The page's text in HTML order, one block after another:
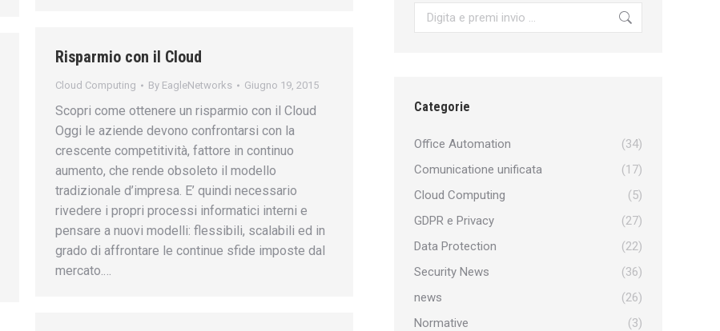
Risparmio con il Cloud
Cloud Computing By EagleNetworks Giugno 19, 2015
Scopri come ottenere un risparmio con il Cloud
Oggi le aziende devono confrontarsi con la
crescente competitività, fattore in continuo
aumento, che rende obsoleto il modello
tradizionale d’impresa. E’ quindi necessario
rivedere i propri processi informatici interni e
pensare a nuovi modelli: flessibili, scalabili ed in
grado di affrontare le continue sfide imposte dal
mercato.…
Search:
Categorie
Office Automation
(34)
Comunicatione unificata
(17)
Cloud Computing
(5)
GDPR e Privacy
(27)
Data Protection
(22)
Security News
(36)
news
(26)
Normative
(3)